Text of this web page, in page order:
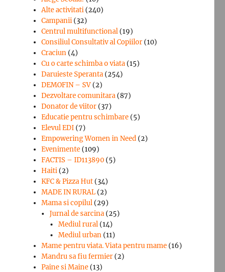
Alte activitati (240)
Campanii (32)
Centrul multifunctional (19)
Consiliul Consultativ al Copiilor (10)
Craciun (4)
Cu o carte schimba o viata (15)
Daruieste Speranta (254)
DEMOFIN – SV (2)
Dezvoltare comunitara (87)
Donator de viitor (37)
Educatie pentru schimbare (5)
Elevul EDI (7)
Empowering Women in Need (2)
Evenimente (109)
FACTIS – ID113890 (5)
Haiti (2)
KFC & Pizza Hut (34)
MADE IN RURAL (2)
Mama si copilul (29)
Jurnal de sarcina (25)
Mediul rural(14)
Mediul urban(11)
Mame pentru viata. Viata pentru mame (16)
Mandru sa fiu fermier (2)
Paine si Maine (13)